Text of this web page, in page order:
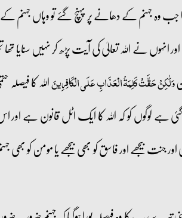
جب وہ جہنم کے دھانے پر پہنچ گئے تو وہاں
انہوں نے اللہ تعالیٰ کی آیت پڑھ کر نہیں
وَلَٰكِنْ حَقَّتْ كَلِمَةُ الْعَذَابِ عَلَى الْكَافِرِينَاللہ کا
ہے لوگوں کو کہ اللہ کا ایک اٹل قانون ہے اور
جنت بیجھے اور فاسق کو بھی بیجھے یا مومن کو